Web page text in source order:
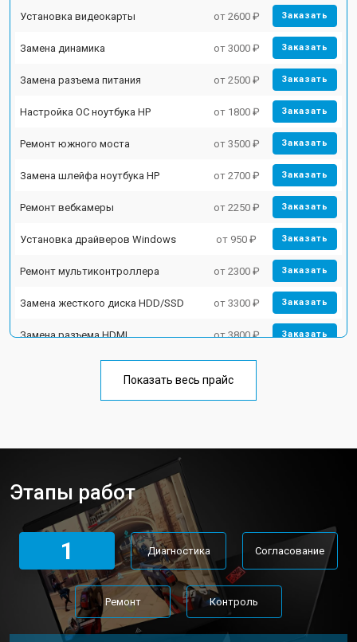
Установка видеокарты от 2600 ₽ Заказать
Замена динамика от 3000 ₽ Заказать
Замена разъема питания от 2500 ₽ Заказать
Настройка ОС ноутбука HP от 1800 ₽ Заказать
Ремонт южного моста от 3500 ₽ Заказать
Замена шлейфа ноутбука HP от 2700 ₽ Заказать
Ремонт вебкамеры от 2250 ₽ Заказать
Установка драйверов Windows от 950 ₽ Заказать
Ремонт мультиконтроллера от 2300 ₽ Заказать
Замена жесткого диска HDD/SSD от 3300 ₽ Заказать
Замена разъема HDMI от 3800 ₽ Заказать
Замена клавиатуры от 2900 ₽
Замена матрицы ноутбука HP
Замена Wi-Fi ноутбука HP
Ремонт цепи питания от 3500 ₽ Заказать
Замена USB порта от 2200 ₽ Заказать
Замена звуковой карты от 1700 ₽ Заказать
Показать весь прайс
Этапы работ
1 Диагностика Согласование
Ремонт Контроль